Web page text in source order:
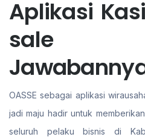
Aplikasi
sale
OASSE sebagai aplikasi
jadi maju hadir untuk
seluruh pelaku bisnis di